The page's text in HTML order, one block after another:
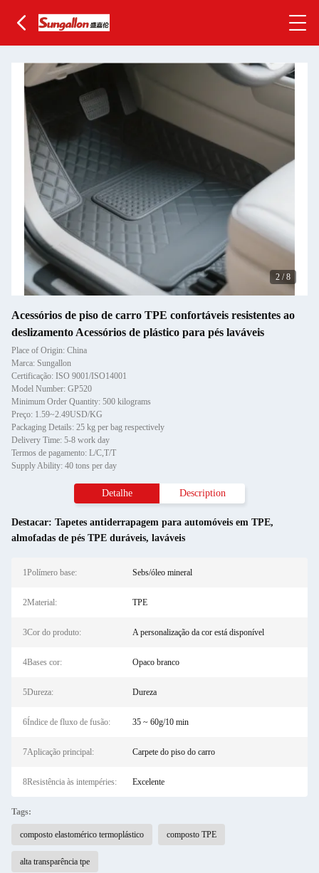
3 /8
Acessórios de piso de carro TPE confortáveis resistentes ao
deslizamento Acessórios de plástico para pés laváveis
Place of Origin: China
Marca: Sungallon
Certificação: ISO 9001/ISO14001
Model Number: GP520
Minimum Order Quantity: 500 kilograms
Preço: 1.59~2.49USD/KG
Packaging Details: 25 kg per bag respectively
Delivery Time: 5-8 work day
Termos de pagamento: L/C,T/T
Supply Ability: 40 tons per day
Detalhe Description
Destacar: Tapetes antiderrapagem para automóveis em TPE,
almofadas de pés TPE duráveis, laváveis
1Polímero base: Sebs/óleo mineral
2Material: TPE
3Cor do produto: A personalização da cor está disponível
4Bases cor: Opaco branco
5Dureza: Dureza
6Índice de fluxo de fusão: 35 ~ 60g/10 min
7Aplicação principal: Carpete do piso do carro
8Resistência às intempéries: Excelente
Tags:
composto elastomérico termoplástico composto TPE
alta transparência tpe